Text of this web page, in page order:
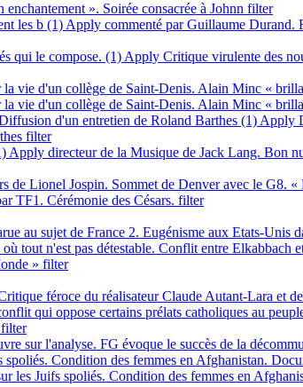
». Soirée consacrée à Johnn filter
les b (1) Apply commenté par Guillaume Durand.
qui le compose. (1) Apply Critique virulente des
vie d'un collège de Saint-Denis. Alain Minc «
vie d'un collège de Saint-Denis. Alain Minc «
d'un entretien de Roland Barthes (1) Apply
filter
Apply directeur de la Musique de Jack Lang. Bon
de Lionel Jospin. Sommet de Denver avec le G8.
TF1. Cérémonie des Césars. filter
au sujet de France 2. Eugénisme aux Etats-Unis
tout n'est pas détestable. Conflit entre Elkabbach
» filter
féroce du réalisateur Claude Autant-Lara et
qui oppose certains prélats catholiques au
sur l'analyse. FG évoque le succès de la
Condition des femmes en Afghanistan.
Juifs spoliés. Condition des femmes en